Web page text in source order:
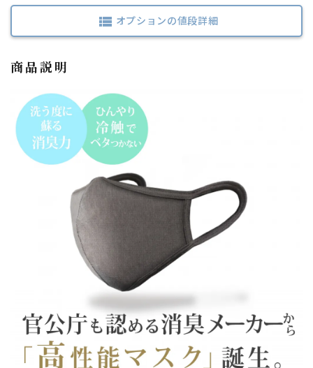
view_list オプションの値段詳細
商品説明